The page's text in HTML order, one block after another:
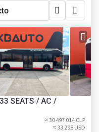
SEATS / AC /
≈ 30 497 014 CLP
≈ 33 298 USD